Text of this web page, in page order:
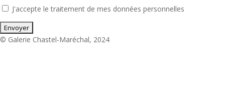
J'accepte le traitement de mes données personnelles
© Galerie Chastel-Maréchal, 2024